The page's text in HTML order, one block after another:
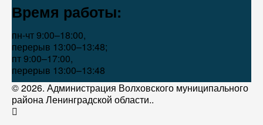
Время работы:
пн-чт 9:00–18:00,
перерыв 13:00–13:48;
пт 9:00–17:00,
перерыв 13:00–13:48
© 2026. Администрация Волховского муниципального
района Ленинградской области..